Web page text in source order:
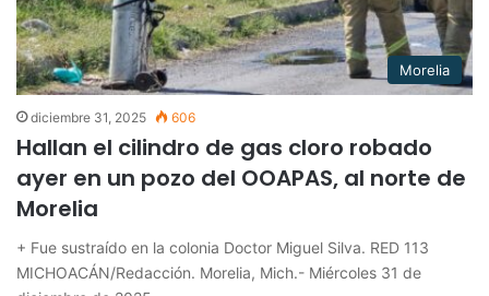
Morelia
diciembre 31, 2025 606
Hallan el cilindro de gas cloro robado
ayer en un pozo del OOAPAS, al norte de
Morelia
+ Fue sustraído en la colonia Doctor Miguel Silva. RED 113
MICHOACÁN/Redacción. Morelia, Mich.- Miércoles 31 de